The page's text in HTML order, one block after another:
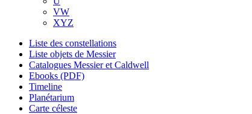
VW
XYZ
Liste des constellations
Liste objets de Messier
Catalogues Messier et Caldwell
Ebooks (PDF)
Timeline
Planétarium
Carte céleste